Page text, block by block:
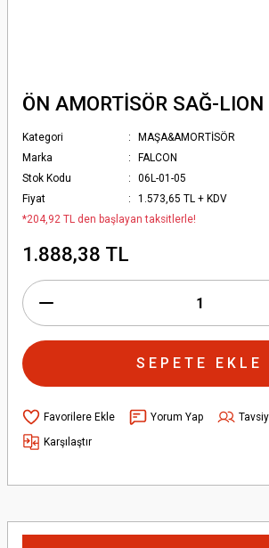
ÖN AMORTİSÖR SAĞ-
Kategori
MAŞA&AMORTİSÖR
Marka
FALCON
Stok Kodu
06L-01-05
Fiyat
1.573,65 TL + KDV
*204,92 TL den başlayan taksitlerle!
1.888,38 TL
SEPETE EKLE
Yorum Yap
Karşılaştır